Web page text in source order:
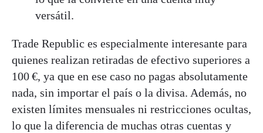
versátil.
Trade Republic es especialmente interesante para
quienes realizan retiradas de efectivo superiores a
100 €, ya que en ese caso no pagas absolutamente
nada, sin importar el país o la divisa. Además, no
existen límites mensuales ni restricciones ocultas,
lo que la diferencia de muchas otras cuentas y